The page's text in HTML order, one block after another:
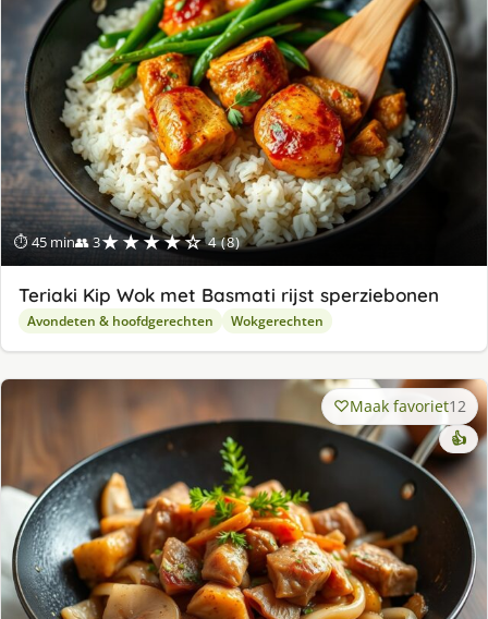
⏱ 45 min👥 3★★★★☆ 4 (8)
Teriaki Kip Wok met Basmati rijst sperziebonen
Avondeten & hoofdgerechten Wokgerechten
Maak favoriet12
👍